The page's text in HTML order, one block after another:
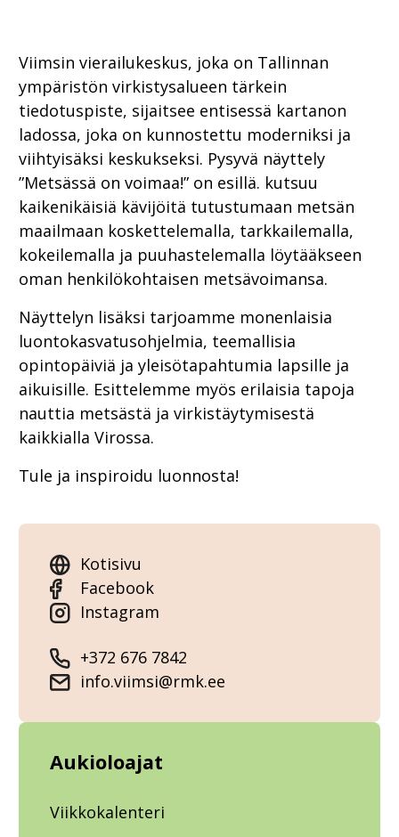
Viimsin vierailukeskus, joka on Tallinnan
ympäristön virkistysalueen tärkein
tiedotuspiste, sijaitsee entisessä kartanon
ladossa, joka on kunnostettu moderniksi ja
viihtyisäksi keskukseksi. Pysyvä näyttely
”Metsässä on voimaa!” on esillä. kutsuu
kaikenikäisiä kävijöitä tutustumaan metsän
maailmaan koskettelemalla, tarkkailemalla,
kokeilemalla ja puuhastelemalla löytääkseen
oman henkilökohtaisen metsävoimansa.
Näyttelyn lisäksi tarjoamme monenlaisia
luontokasvatusohjelmia, teemallisia
opintopäiviä ja yleisötapahtumia lapsille ja
aikuisille. Esittelemme myös erilaisia tapoja
nauttia metsästä ja virkistäytymisestä
kaikkialla Virossa.
Tule ja inspiroidu luonnosta!
Kotisivu
Facebook
Instagram
+372 676 7842
info.viimsi@rmk.ee
Aukioloajat
Viikkokalenteri